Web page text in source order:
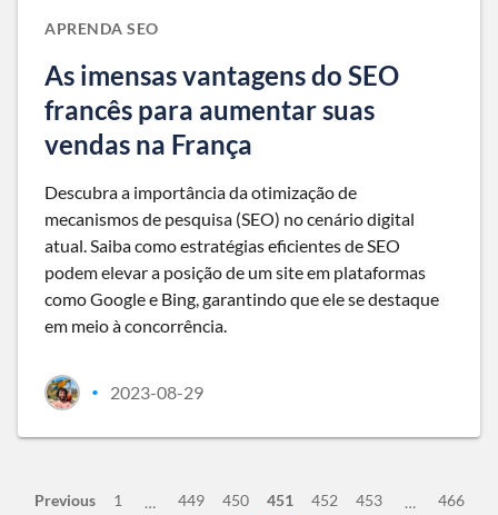
APRENDA SEO
As imensas vantagens do SEO
francês para aumentar suas
vendas na França
Descubra a importância da otimização de
mecanismos de pesquisa (SEO) no cenário digital
atual. Saiba como estratégias eficientes de SEO
podem elevar a posição de um site em plataformas
como Google e Bing, garantindo que ele se destaque
em meio à concorrência.
• 2023-08-29
Previous 1 … 449 450 451 452 453 … 466